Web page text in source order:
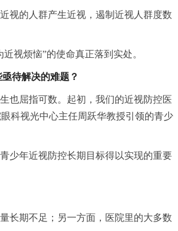
视的人群产生近视，遏制近视人群度数
视烦恼”的使命真正落到实处。
待解决的难题？
也屈指可数。起初，我们的近视防控医
科视光中心主任周跃华教授引领的青少
少年近视防控长期目标得以实现的重要
长期不足；另一方面，医院里的大多数